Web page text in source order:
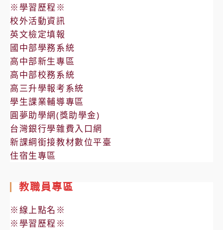
※學習歷程※
校外活動資訊
英文檢定填報
國中部學務系統
高中部新生專區
高中部校務系統
高三升學報考系統
學生課業輔導專區
圓夢助學網(獎助學金)
台灣銀行學雜費入口網
新課綱銜接教材數位平臺
住宿生專區
教職員專區
※線上點名※
※學習歷程※